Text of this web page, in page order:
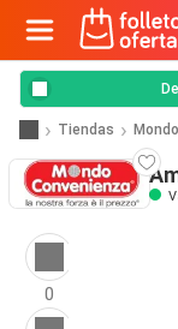
Tiendas
0